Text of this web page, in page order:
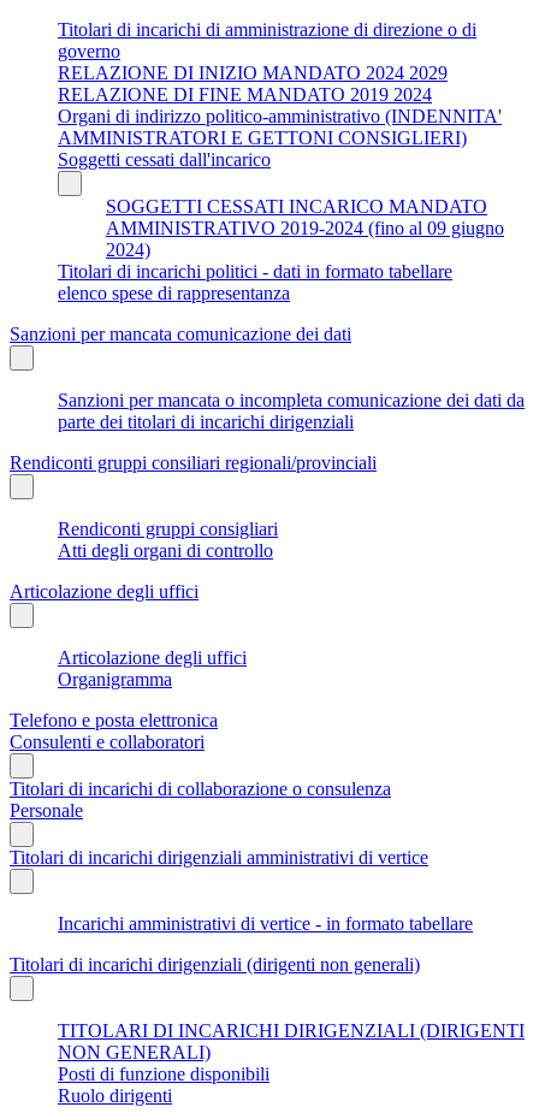
Titolari di incarichi di amministrazione di direzione o di
governo
RELAZIONE DI INIZIO MANDATO 2024 2029
RELAZIONE DI FINE MANDATO 2019 2024
Organi di indirizzo politico-amministrativo (INDENNITA'
AMMINISTRATORI E GETTONI CONSIGLIERI)
Soggetti cessati dall'incarico
SOGGETTI CESSATI INCARICO MANDATO
AMMINISTRATIVO 2019-2024 (fino al 09 giugno
2024)
Titolari di incarichi politici - dati in formato tabellare
elenco spese di rappresentanza
Sanzioni per mancata comunicazione dei dati
Sanzioni per mancata o incompleta comunicazione dei dati da
parte dei titolari di incarichi dirigenziali
Rendiconti gruppi consiliari regionali/provinciali
Rendiconti gruppi consigliari
Atti degli organi di controllo
Articolazione degli uffici
Articolazione degli uffici
Organigramma
Telefono e posta elettronica
Consulenti e collaboratori
Titolari di incarichi di collaborazione o consulenza
Personale
Titolari di incarichi dirigenziali amministrativi di vertice
Incarichi amministrativi di vertice - in formato tabellare
Titolari di incarichi dirigenziali (dirigenti non generali)
TITOLARI DI INCARICHI DIRIGENZIALI (DIRIGENTI
NON GENERALI)
Posti di funzione disponibili
Ruolo dirigenti